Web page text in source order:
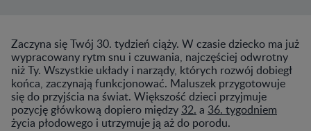
Zaczyna się Twój 30. tydzień ciąży. W czasie dziecko ma już
wypracowany rytm snu i czuwania, najczęściej odwrotny
niż Ty. Wszystkie układy i narządy, których rozwój dobiegł
końca, zaczynają funkcjonować. Maluszek przygotowuje
się do przyjścia na świat. Większość dzieci przyjmuje
pozycję główkową dopiero między 32. a 36. tygodniem
życia płodowego i utrzymuje ją aż do porodu.